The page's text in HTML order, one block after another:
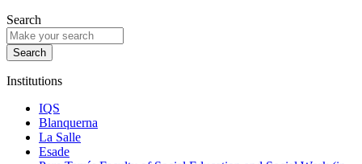
Search
Institutions
IQS
Blanquerna
La Salle
Esade